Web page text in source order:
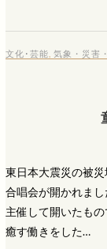
文化･芸能 ,気象・災害
東日本大震災の被
合唱会が開かれま
主催して開いたも
癒す働きをした…